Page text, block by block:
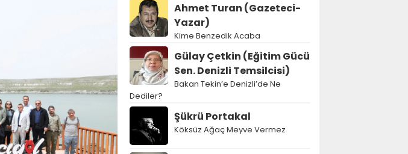
Ahmet Turan (Gazeteci-
Yazar)
Kime Benzedik Acaba
Gülay Çetkin (Eğitim Gücü
Sen. Denizli Temsilcisi)
Bakan Tekin’e Denizli’de Ne
Dediler?
Şükrü Portakal
Köksüz Ağaç Meyve Vermez